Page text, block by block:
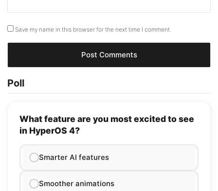
Save my name in this browser for the next time I comment.
Poll
What feature are you most excited to see
in HyperOS 4?
Smarter AI features
Smoother animations